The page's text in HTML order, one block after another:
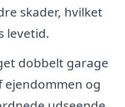
skader, hvilket
levetid.
dobbelt garage
og